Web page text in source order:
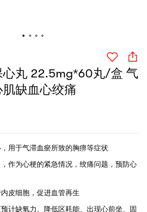
心丸 22.5mg*60丸/盒 气
缺血心绞痛
用于气滞血瘀所致的胸痹等症状
作为心梗的紧急情况，绞痛问题，预防心
皮细胞，促进血管再生
计缺氧力、降低区耗能、出现心前坐、固